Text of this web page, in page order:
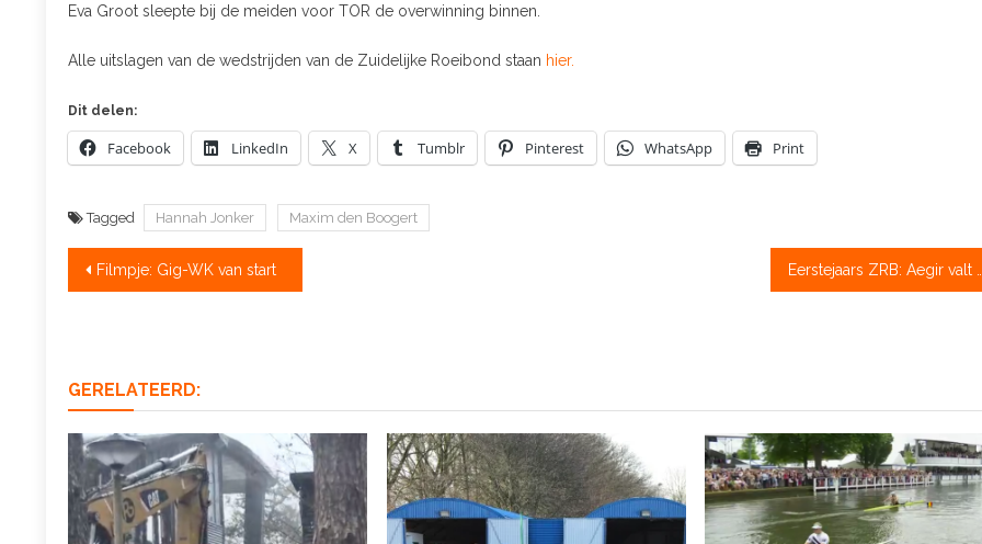
Eva Groot sleepte bij de meiden voor TOR de overwinning binnen.
Alle uitslagen van de wedstrijden van de Zuidelijke Roeibond staan hier.
Dit delen:
Facebook LinkedIn X Tumblr Pinterest WhatsApp Print
Tagged Hannah Jonker Maxim den Boogert
Bericht
Filmpje: Gig-WK van start
GERELATEERD: